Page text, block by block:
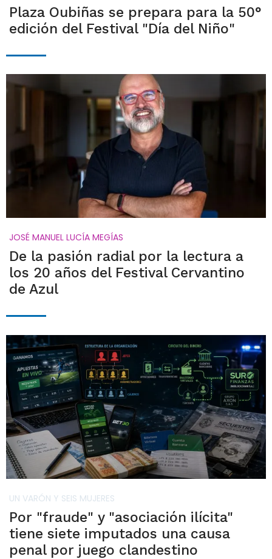
Plaza Oubiñas se prepara para la 50°
edición del Festival "Día del Niño"
JOSÉ MANUEL LUCÍA MEGÍAS
De la pasión radial por la lectura a
los 20 años del Festival Cervantino
de Azul
UN VARÓN Y SEIS MUJERES
Por "fraude" y "asociación ilícita"
tiene siete imputados una causa
penal por juego clandestino